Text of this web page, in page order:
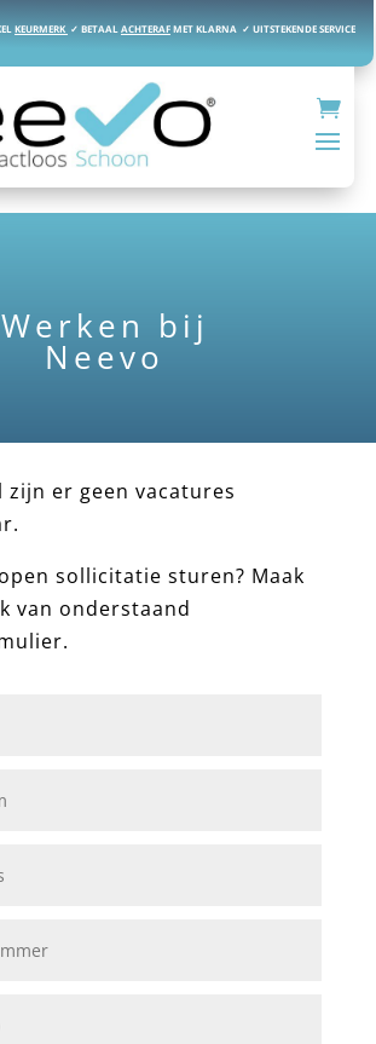
KEURMERK ✓ BETAAL ACHTERAFMET KLARNA ✓ UITSTEKENDE SERVICE
Werken bij
Neevo
zijn er geen vacatures
sollicitatie sturen? Maak
van onderstaand